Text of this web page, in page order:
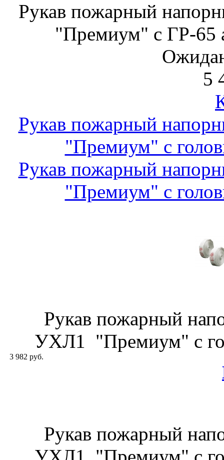
Рукав пожарный
"Премиум" с ГР-65
5
Рукав пожарный
"Премиум" с
Рукав пожарный
"Премиум" с
Рукав пожарный
УХЛ1 "Премиум" с
3 982 руб.
Рукав пожарный